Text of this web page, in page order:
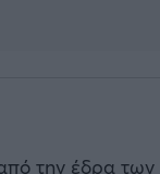
την έδρα των